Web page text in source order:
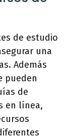
de estudio
una
Además
pueden
de
en línea,